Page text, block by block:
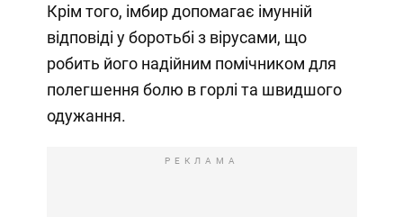
Крім того, імбир допомагає імунній
відповіді у боротьбі з вірусами, що
робить його надійним помічником для
полегшення болю в горлі та швидшого
одужання.
РЕКЛАМА